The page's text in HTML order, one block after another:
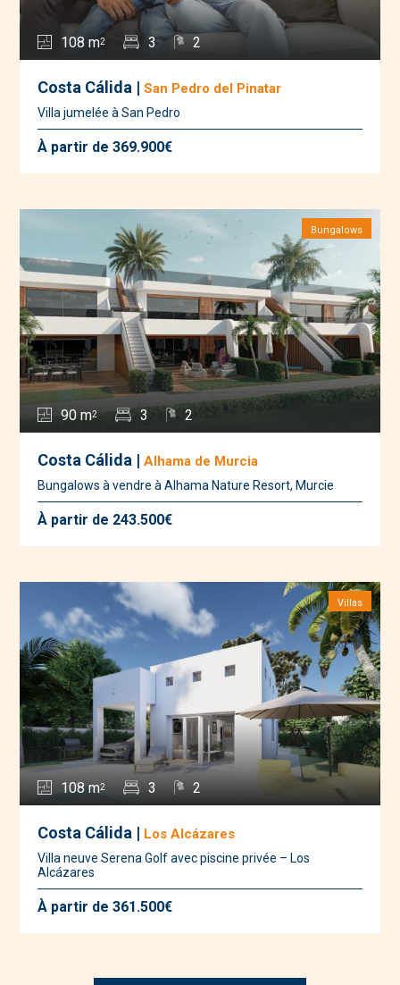
108 m2 3 2
Costa Cálida |San Pedro del Pinatar
Villa jumelée à San Pedro
À partir de 369.900€
90 m2 3 2
Bungalows
Costa Cálida |Alhama de Murcia
Bungalows à vendre à Alhama Nature Resort, Murcie
À partir de 243.500€
108 m2 3 2
Villas
Costa Cálida | Los Alcázares
Villa neuve Serena Golf avec piscine privée – Los
Alcázares
À partir de 361.500€